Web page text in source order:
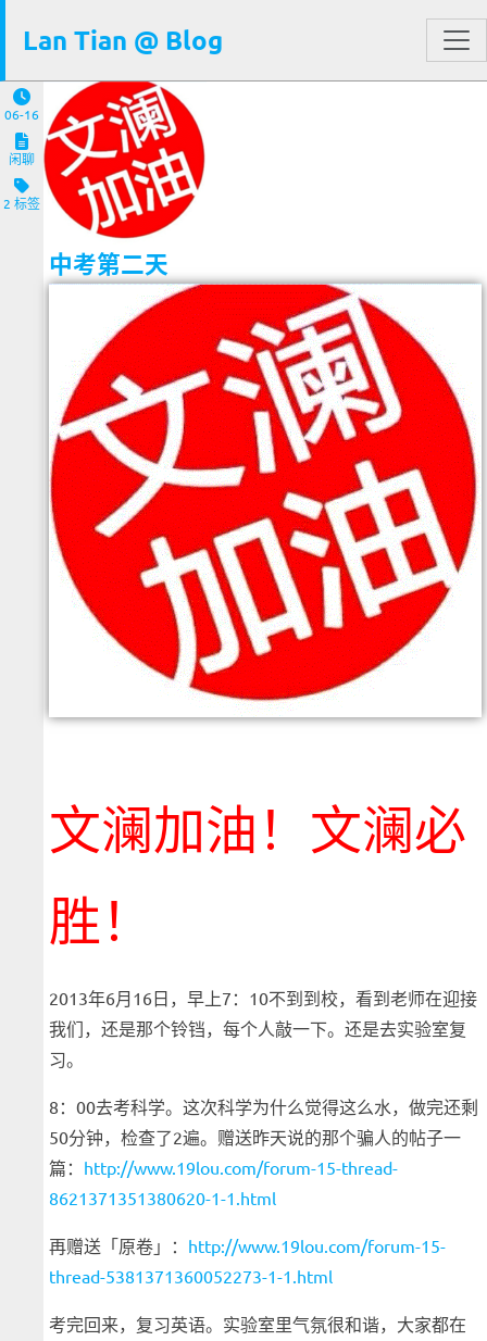
Lan Tian @ Blog
06-16
闲聊
2 标签
中考第二天
文澜加油！文澜必
胜！
2013年6月16日，早上7：10不到到校，看到老师在迎接
我们，还是那个铃铛，每个人敲一下。还是去实验室复
习。
8：00去考科学。这次科学为什么觉得这么水，做完还剩
50分钟，检查了2遍。赠送昨天说的那个骗人的帖子一
篇： http://www.19lou.com/forum-15-thread-
8621371351380620-1-1.html
再赠送「原卷」： http://www.19lou.com/forum-15-
thread-5381371360052273-1-1.html
考完回来，复习英语。实验室里气氛很和谐，大家都在